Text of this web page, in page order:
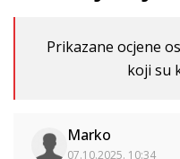
Prikazane ocjene
koji su
Marko
07.10.2025. 10:34